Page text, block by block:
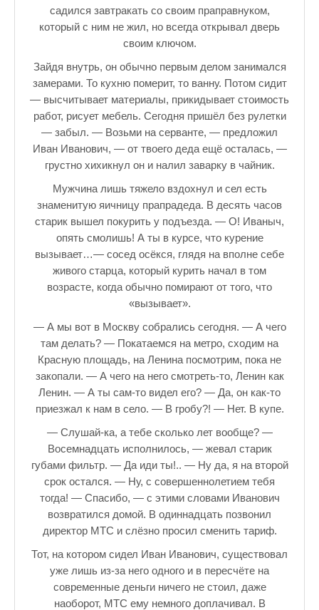
Это интересно знать
Босоногое детство мое
Лучшие стихи про детство
РЕЦЕПТЫ
Отечество нам Царское Село.
Тренеры по настольному теннису в Пушкине
Звездное видео
Лучшие рассказы
♪♫Рассказы 4★
садился завтракать со своим праправнуком,
который с ним не жил, но всегда открывал дверь
своим ключом.
Зайдя внутрь, он обычно первым делом занимался
замерами. То кухню померит, то ванну. Потом сидит
— высчитывает материалы, прикидывает стоимость
работ, рисует мебель. Сегодня пришёл без рулетки
— забыл. — Возьми на серванте, — предложил
Иван Иванович, — от твоего деда ещё осталась, —
грустно хихикнул он и налил заварку в чайник.
Мужчина лишь тяжело вздохнул и сел есть
знаменитую яичницу прапрадеда. В десять часов
старик вышел покурить у подъезда. — О! Иваныч,
опять смолишь! А ты в курсе, что курение
вызывает…— сосед осёкся, глядя на вполне себе
живого старца, который курить начал в том
возрасте, когда обычно помирают от того, что
«вызывает».
— А мы вот в Москву собрались сегодня. — А чего
там делать? — Покатаемся на метро, сходим на
Красную площадь, на Ленина посмотрим, пока не
закопали. — А чего на него смотреть-то, Ленин как
Ленин. — А ты сам-то видел его? — Да, он как-то
приезжал к нам в село. — В гробу?! — Нет. В купе.
— Слушай-ка, а тебе сколько лет вообще? —
Восемнадцать исполнилось, — жевал старик
губами фильтр. — Да иди ты!.. — Ну да, я на второй
срок остался. — Ну, с совершеннолетием тебя
тогда! — Спасибо, — с этими словами Иванович
возвратился домой. В одиннадцать позвонил
директор МТС и слёзно просил сменить тариф.
Тот, на котором сидел Иван Иванович, существовал
уже лишь из-за него одного и в пересчёте на
современные деньги ничего не стоил, даже
наоборот, МТС ему немного доплачивал. В